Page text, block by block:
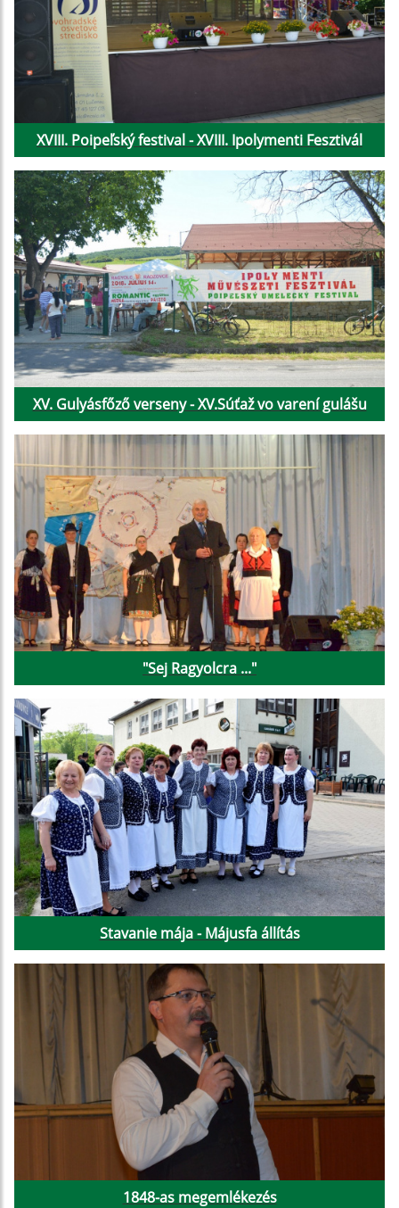
XVIII. Poipeľský festival - XVIII. Ipolymenti Fesztivál
XV. Gulyásfőző verseny - XV.Súťaž vo varení gulášu
"Sej Ragyolcra ..."
Stavanie mája - Májusfa állítás
1848-as megemlékezés